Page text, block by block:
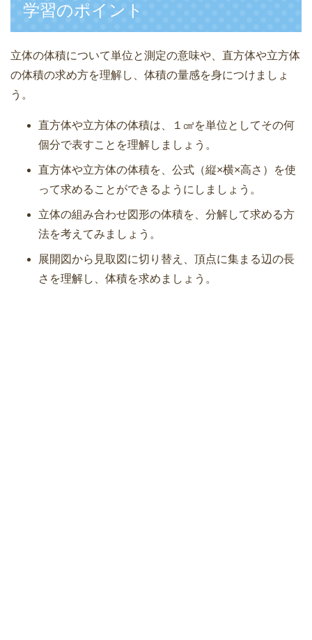
e
b
o
o
er
e
学習のポイント
立体の体積について単位と測定の意味や、直方体や立方体
の体積の求め方を理解し、体積の量感を身につけましょ
う。
直方体や立方体の体積は、１㎤を単位としてその何
個分で表すことを理解しましょう。
直方体や立方体の体積を、公式（縦×横×高さ）を使
って求めることができるようにしましょう。
立体の組み合わせ図形の体積を、分解して求める方
法を考えてみましょう。
展開図から見取図に切り替え、頂点に集まる辺の長
さを理解し、体積を求めましょう。